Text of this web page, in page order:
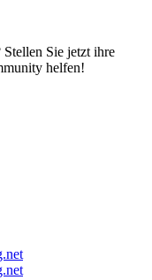
Sie jetzt ihre
helfen!